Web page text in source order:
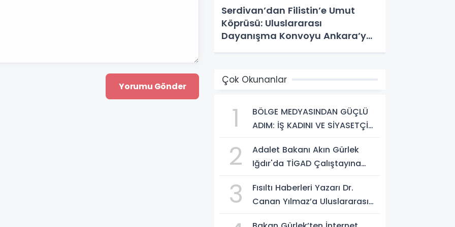
Serdivan’dan Filistin’e Umut
Köprüsü: Uluslararası
Dayanışma Konvoyu Ankara’ya
Çok Okunanlar
1
BÖLGE MEDYASINDAN GÜÇLÜ
ADIM: İŞ KADINI VE SİYASETÇİ
TÜMORSİAD KADIN KOLLARINDA!
2
Adalet Bakanı Akın Gürlek
Iğdır'da TİGAD Çalıştayına
Sosyal Medya Düzenlemesi
Mesajı
3
Fısıltı Haberleri Yazarı Dr.
Canan Yılmaz’a Uluslararası